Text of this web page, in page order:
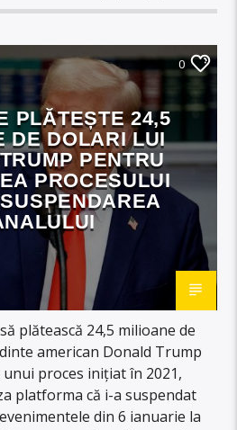
0
PLĂTEȘTE 24,5
DE DOLARI LUI
PENTRU
PROCESULUI
plătească 24,5 milioane de
american Donald Trump
proces inițiat în 2021,
platforma că i-a suspendat
din 6 ianuarie la